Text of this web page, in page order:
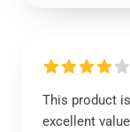
This product
excellent